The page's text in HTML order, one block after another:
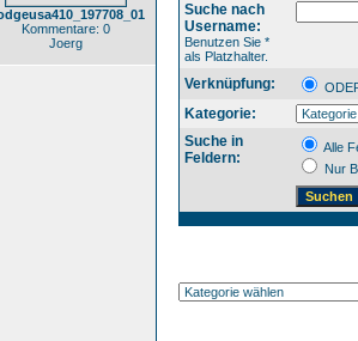
Kommentare: 0
Joerg
Suche nach
Username:
Benutzen Sie *
als Platzhalter.
Verknüpfung:
Kategorie:
Suche in
Feldern:
Alle
Nur